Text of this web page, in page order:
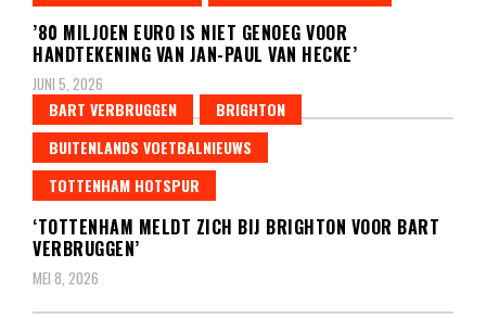
’80 MILJOEN EURO IS NIET GENOEG VOOR
HANDTEKENING VAN JAN-PAUL VAN HECKE’
JUNI 5, 2026
BART VERBRUGGEN
BRIGHTON
BUITENLANDS VOETBALNIEUWS
TOTTENHAM HOTSPUR
‘TOTTENHAM MELDT ZICH BIJ BRIGHTON VOOR BART
VERBRUGGEN’
MEI 8, 2026